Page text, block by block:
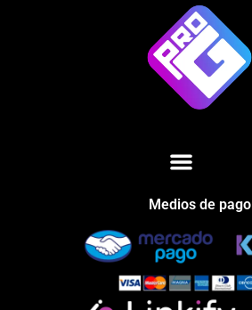
Medios de pago